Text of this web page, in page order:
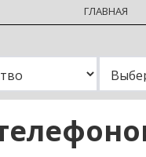
ГЛАВНАЯ